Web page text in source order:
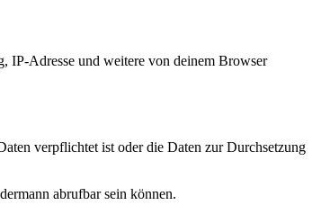
IP-Adresse und weitere von deinem Browser
verpflichtet ist oder die Daten zur Durchsetzung
abrufbar sein können.